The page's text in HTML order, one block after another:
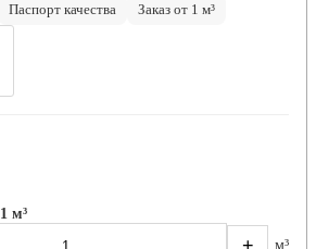
Паспорт качества Заказ от 1 м³
1 м³
м³